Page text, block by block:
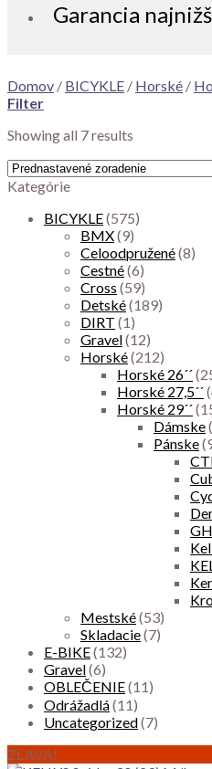
Garancia
Domov / BICYKLE / Horské /
Filter
Showing all 7 results
Kategórie
BICYKLE(575)
BMX(9)
Celoodpružené(8)
Cestné(6)
Cross (59)
Detské(189)
DIRT (1)
Gravel(12)
Horské(212)
Horské 26´´
Horské 27,5´´
Horské 29´´
Dámske
Pánske
Mestské(53)
Skladacie(7)
E-BIKE(132)
Gravel(6)
OBLEČENIE(11)
Odrážadlá(11)
Uncategorized(7)
ZĽAVA!